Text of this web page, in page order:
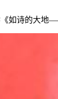
诗的大地